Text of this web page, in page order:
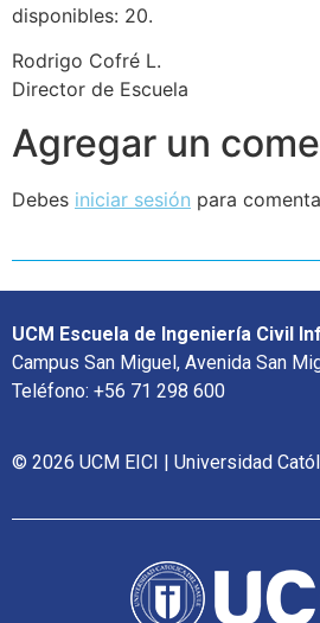
disponibles: 20.
Rodrigo Cofré L.
Director de Escuela
Agregar un
Debes iniciar sesión para
UCM Escuela de Ingeniería Civil
Campus San Miguel, Avenida San
Teléfono: +56 71 298 600
© 2026 UCM EICI | Universidad